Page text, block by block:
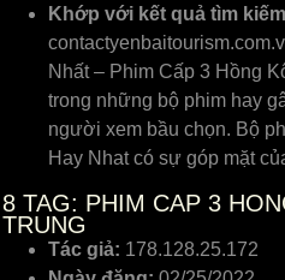
Khớp với kết quả tìm
Nhất – Phim Cấp 3 Hồng
trong những bộ phim hay
người xem bầu chọn. Bộ
Hay Nhat có sự góp mặt
8 TAG: PHIM CAP 3
TRUNG
Tác giả: 178.128.25.172